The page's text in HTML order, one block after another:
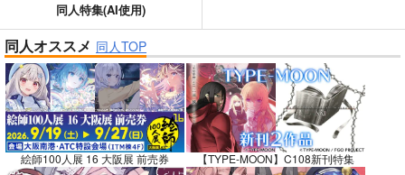
同人特集(AI使用)
同人オススメ 同人TOP
絵師100人展 16 大阪展 前売券 【TYPE-MOON】C108新刊特集